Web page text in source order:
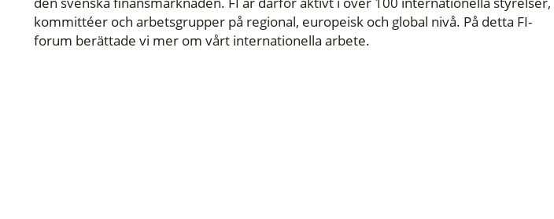
kommittéer och arbetsgrupper på regional, europeisk och global nivå. På detta FI-
forum berättade vi mer om vårt internationella arbete.